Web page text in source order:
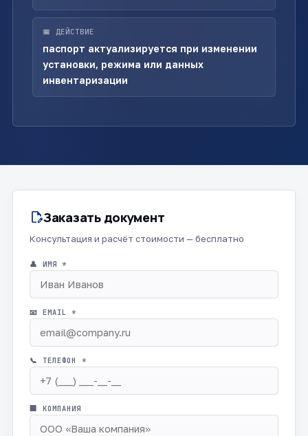
📅 ДЕЙСТВИЕ
паспорт актуализируется при изменении
установки, режима или данных
инвентаризации
edit_documentЗаказать документ
Консультация и расчёт стоимости — бесплатно
👤 ИМЯ *
📧 EMAIL *
📞 ТЕЛЕФОН *
🏢 КОМПАНИЯ